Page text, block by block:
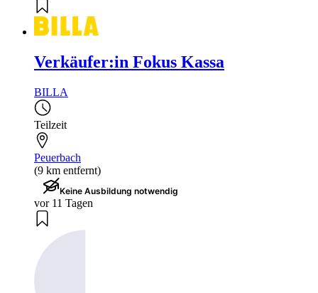
Verkäufer:in Fokus Kassa
BILLA
Teilzeit
Peuerbach
(9 km entfernt)
Keine Ausbildung notwendig
vor 11 Tagen